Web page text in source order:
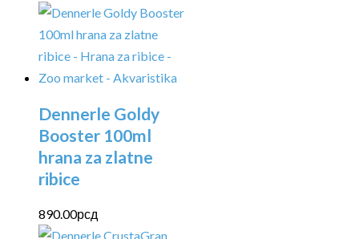
Dennerle Goldy
Booster 100ml
hrana za zlatne
ribice
890.00рсд